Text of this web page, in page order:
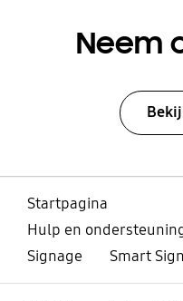
Neem
Startpagina
Hulp en
Signage
Smart